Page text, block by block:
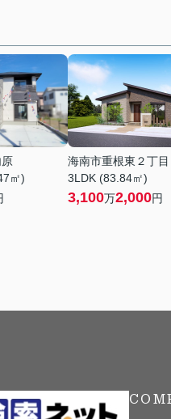
㎡)
海南市重根東２丁目
3LDK (83.84㎡)
3,100万2,000円